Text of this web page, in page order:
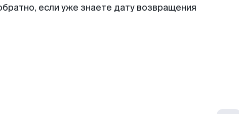
если уже знаете дату возвращения